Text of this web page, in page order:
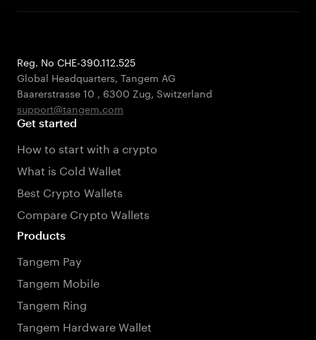
Reg. No CHE-390.112.525
Global Headquarters, Tangem AG
Baarerstrasse 10 , 6300 Zug, Switzerland
support@tangem.com
Get started
How to start with a crypto
What is Cold Wallet
Best Crypto Wallets
Compare Crypto Wallets
Products
Tangem Pay
Tangem Mobile
Tangem Ring
Tangem Hardware Wallet